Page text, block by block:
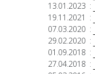
13.01.2023 :
19.11.2021 :
07.03.2020 :
29.02.2020 :
01.09.2018 :
27.04.2018 :